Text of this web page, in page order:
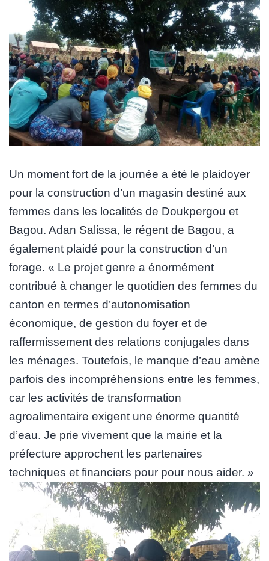
Un moment fort de la journée a été le plaidoyer
pour la construction d’un magasin destiné aux
femmes dans les localités de Doukpergou et
Bagou. Adan Salissa, le régent de Bagou, a
également plaidé pour la construction d’un
forage. « Le projet genre a énormément
contribué à changer le quotidien des femmes du
canton en termes d’autonomisation
économique, de gestion du foyer et de
raffermissement des relations conjugales dans
les ménages. Toutefois, le manque d’eau amène
parfois des incompréhensions entre les femmes,
car les activités de transformation
agroalimentaire exigent une énorme quantité
d’eau. Je prie vivement que la mairie et la
préfecture approchent les partenaires
techniques et financiers pour pour nous aider. »